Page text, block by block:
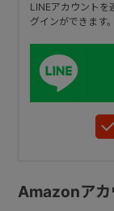
LINEアカウントを
グインができます。
Amazonアカ